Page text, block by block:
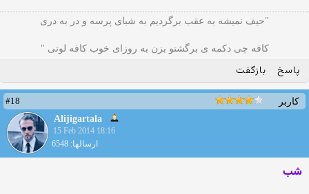
"حیف نمیشه به عقب برگردیم به شبای پرسه و در به دری
کافه چی دکمه ی برگشتو بزن به روزای خوب کافه لوتی "
پاسخ بازگفت
کاربر
#18
Alijigartala
15 Feb 2014 18:16
ارسالها: 6548
شب